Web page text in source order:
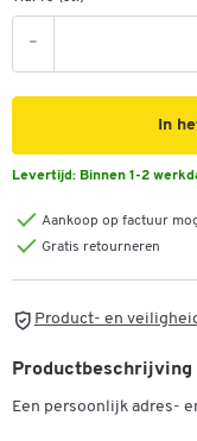
-
In
Levertijd: Binnen 1-2
Aankoop op factuur
Gratis retourneren
Product- en
Productbeschrijving
Een persoonlijk adres-